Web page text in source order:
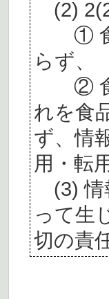
(2)
① 食
らず、
② 食
れを食
ず、情
用・転
(3) 情
って生
切の責